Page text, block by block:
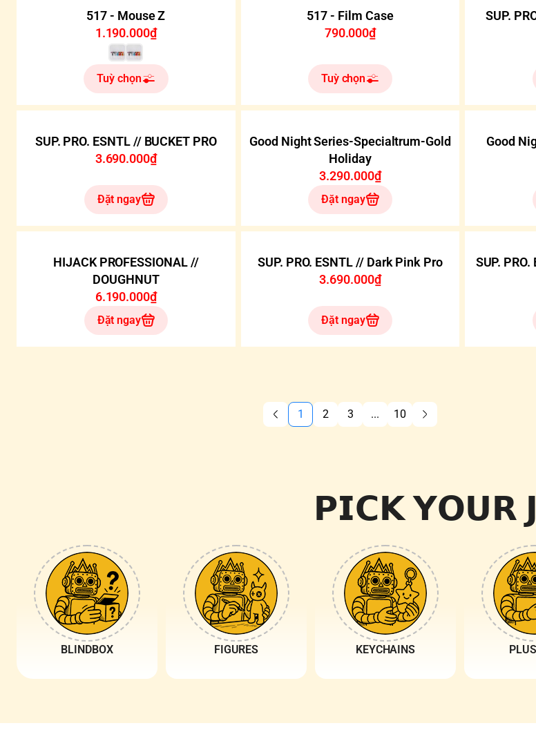
517 - Mouse Z
1.190.000₫
Tuỳ chọn
517 - Film Case
790.000₫
Tuỳ chọn
SUP.
SUP. PRO. ESNTL // BUCKET PRO
3.690.000₫
Đặt ngay
Good Night Series-Specialtrum-Gold
Holiday
3.290.000₫
Đặt ngay
Good
HIJACK PROFESSIONAL //
DOUGHNUT
6.190.000₫
Đặt ngay
SUP. PRO. ESNTL // Dark Pink Pro
3.690.000₫
Đặt ngay
SUP.
1 2 3 ... 10
𝗣𝗜𝗖𝗞 𝗬𝗢𝗨𝗥
BLINDBOX FIGURES KEYCHAINS